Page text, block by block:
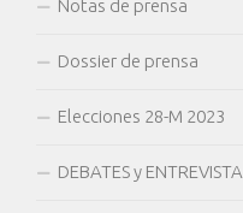
Notas de prensa
Dossier de prensa
Elecciones 28-M 2023
DEBATES y